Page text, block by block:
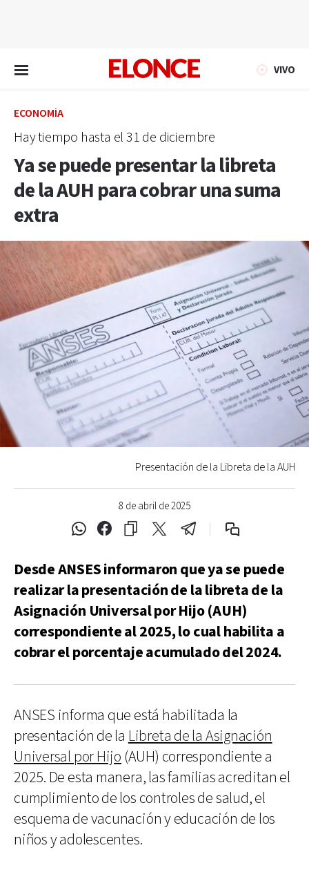
VIVO
ECONOMÍA
Hay tiempo hasta el 31 de diciembre
Ya se puede presentar la libreta
de la AUH para cobrar una suma
extra
8 de abril de 2025
Presentación de la Libreta de la AUH
Desde ANSES informaron que ya se puede
realizar la presentación de la libreta de la
Asignación Universal por Hijo (AUH)
correspondiente al 2025, lo cual habilita a
cobrar el porcentaje acumulado del 2024.
ANSES informa que está habilitada la
presentación de la Libreta de la Asignación
Universal por Hijo (AUH) correspondiente a
2025. De esta manera, las familias acreditan el
cumplimiento de los controles de salud, el
esquema de vacunación y educación de los
niños y adolescentes.